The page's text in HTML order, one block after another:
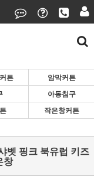
튼
암막커튼
아동침구
작은창커튼
벳 핑크 북유럽 키즈
창